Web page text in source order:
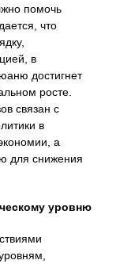
помочь
что
в
достигнет
росте.
связан с
в
а
для снижения
уровню